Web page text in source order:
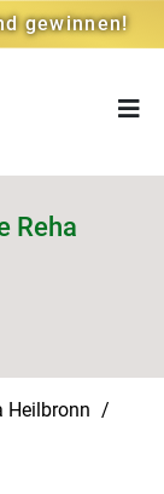
gewinnen!
Reha
Heilbronn